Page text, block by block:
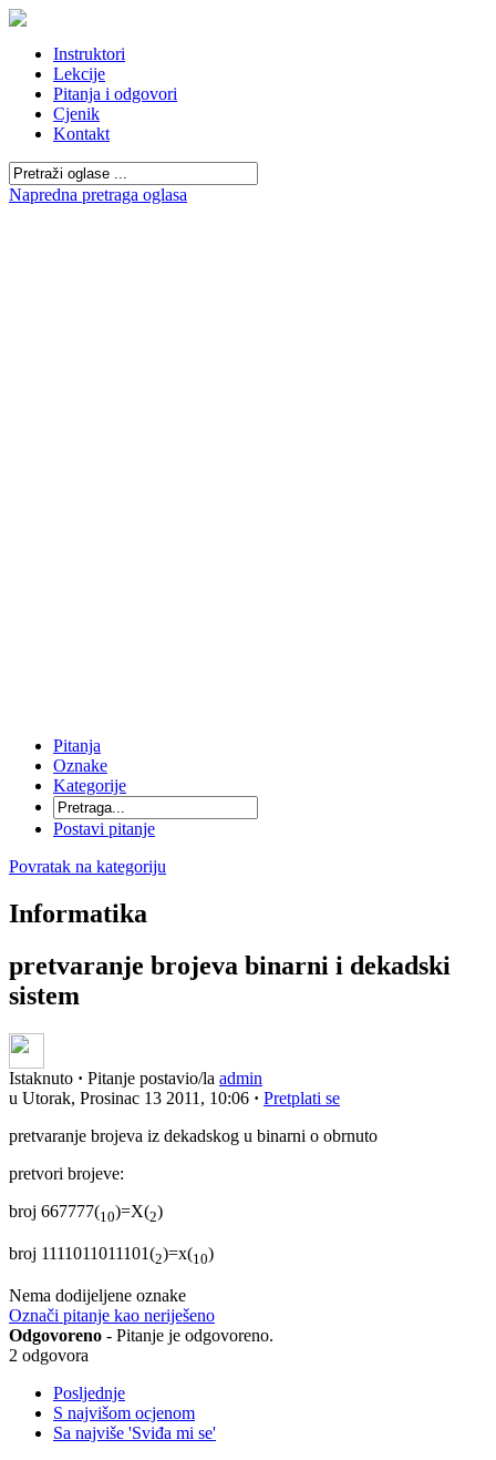
Instruktori
Lekcije
Pitanja i odgovori
Cjenik
Kontakt
Napredna pretraga oglasa
Pitanja
Oznake
Kategorije
Postavi pitanje
Povratak na kategoriju
Informatika
pretvaranje brojeva binarni i dekadski
sistem
Istaknuto · Pitanje postavio/la admin
u Utorak, Prosinac 13 2011, 10:06 · Pretplati se
pretvaranje brojeva iz dekadskog u binarni o obrnuto
pretvori brojeve:
broj 667777(10)=X(2)
broj 1111011011101(2)=x(10)
Nema dodijeljene oznake
Označi pitanje kao neriješeno
Odgovoreno - Pitanje je odgovoreno.
2 odgovora
Posljednje
S najvišom ocjenom
Sa najviše 'Sviđa mi se'